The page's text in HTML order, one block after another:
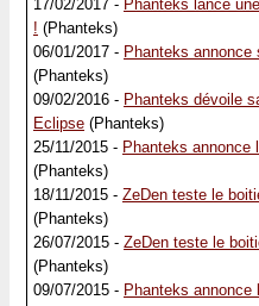
17/02/2017 - Phanteks lance
! (Phanteks)
06/01/2017 - Phanteks
(Phanteks)
09/02/2016 - Phanteks dévoile
Eclipse (Phanteks)
25/11/2015 - Phanteks annonce
(Phanteks)
18/11/2015 - ZeDen teste le
(Phanteks)
26/07/2015 - ZeDen teste le
(Phanteks)
09/07/2015 - Phanteks annonce